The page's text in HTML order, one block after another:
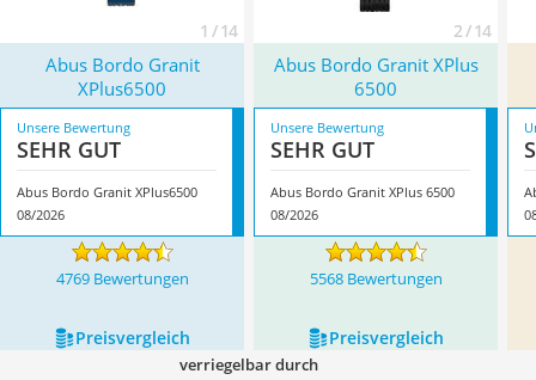
1 / 14 2 / 14
Abus Bordo Granit
XPlus6500
Abus Bordo Granit XPlus
6500
Unsere Bewertung
SEHR GUT
Abus Bordo Granit XPlus6500
08/2026
Unsere Bewertung
SEHR GUT
Abus Bordo Granit XPlus 6500
08/2026
4769 Bewertungen 5568 Bewertungen
Preis­vergleich Preis­vergleich
verriegelbar durch